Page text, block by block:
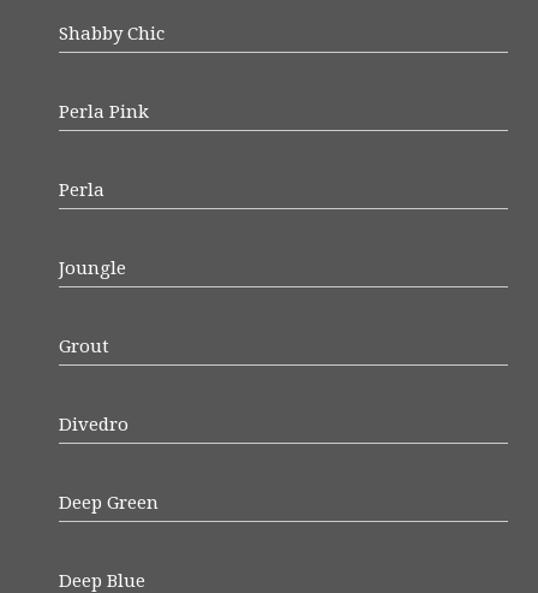
Shabby Chic
Perla Pink
Perla
Joungle
Grout
Divedro
Deep Green
Deep Blue